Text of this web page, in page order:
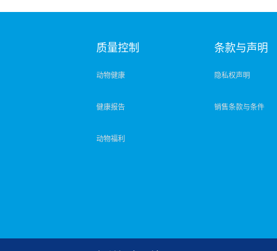
质量控制
动物健康
健康报告
动物福利
条款与声明
隐私权声明
销售条款与条件